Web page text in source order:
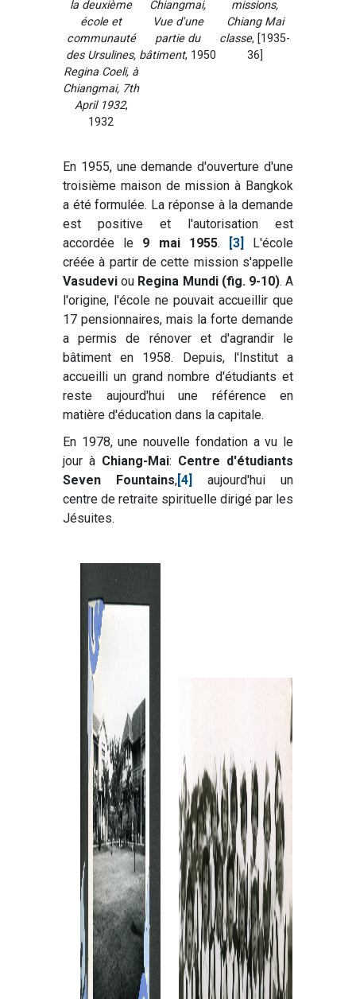
la deuxième
école et
communauté
des Ursulines,
Regina Coeli, à
Chiangmai, 7th
April 1932,
1932
Chiangmai,
Vue d'une
partie du
bâtiment, 1950
missions,
Chiang Mai
classe, [1935-
36]
En 1955, une demande d'ouverture d'une
troisième maison de mission à Bangkok
a été formulée. La réponse à la demande
est positive et l'autorisation est
accordée le 9 mai 1955. [3]
L'école
créée à partir de cette mission s'appelle
Vasudevi ou Regina Mundi (fig. 9-10). A
l'origine, l'école ne pouvait accueillir que
17 pensionnaires, mais la forte demande
a permis de rénover et d'agrandir le
bâtiment en 1958. Depuis, l'Institut a
accueilli un grand nombre d'étudiants et
reste aujourd'hui une référence en
matière d'éducation dans la capitale.
En 1978, une nouvelle fondation a vu le
jour à Chiang-Mai: Centre d'étudiants
Seven Fountains,[4]
aujourd'hui un
centre de retraite spirituelle dirigé par les
Jésuites.